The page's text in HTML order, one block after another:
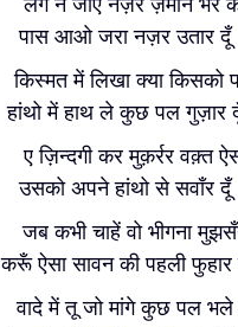
लग न जाए नज़र ज़माने भर
पास आओ जरा नज़र उतार दूँ
किस्मत में लिखा क्या किसको
हांथो में हाथ ले कुछ पल गुज़ार
ए ज़िन्दगी कर मुक़र्रर वक़्त
उसको अपने हांथो से सवाँर दूँ
जब कभी चाहें वो भीगना
करूँ ऐसा सावन की पहली फुहार
वादे में तू जो मांगे कुछ पल भले